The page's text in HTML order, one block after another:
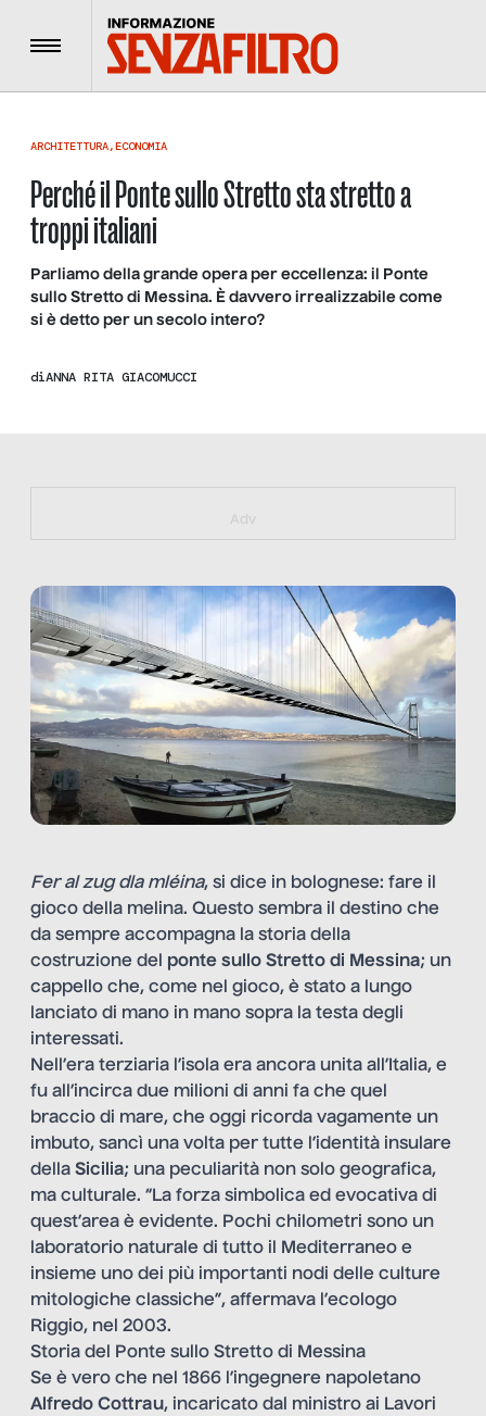
Menu
ARCHITETTURA,ECONOMIA
Perché il Ponte sullo Stretto sta stretto a
troppi italiani
Parliamo della grande opera per eccellenza: il Ponte
sullo Stretto di Messina. È davvero irrealizzabile come
si è detto per un secolo intero?
diANNA RITA GIACOMUCCI
https://bit.ly/muster_aggiornamento
Adv
Fer al zug dla mléina, si dice in bolognese: fare il
gioco della melina. Questo sembra il destino che
da sempre accompagna la storia della
costruzione del ponte sullo Stretto di Messina; un
cappello che, come nel gioco, è stato a lungo
lanciato di mano in mano sopra la testa degli
interessati.
Nell’era terziaria l’isola era ancora unita all’Italia, e
fu all’incirca due milioni di anni fa che quel
braccio di mare, che oggi ricorda vagamente un
imbuto, sancì una volta per tutte l’identità insulare
della Sicilia; una peculiarità non solo geografica,
ma culturale. “La forza simbolica ed evocativa di
quest’area è evidente. Pochi chilometri sono un
laboratorio naturale di tutto il Mediterraneo e
insieme uno dei più importanti nodi delle culture
mitologiche classiche”, affermava l’ecologo
Riggio, nel 2003.
Storia del Ponte sullo Stretto di Messina
Se è vero che nel 1866 l’ingegnere napoletano
Alfredo Cottrau, incaricato dal ministro ai Lavori